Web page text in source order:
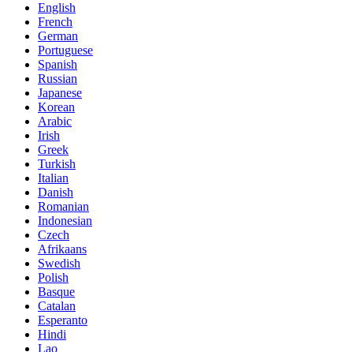
English
French
German
Portuguese
Spanish
Russian
Japanese
Korean
Arabic
Irish
Greek
Turkish
Italian
Danish
Romanian
Indonesian
Czech
Afrikaans
Swedish
Polish
Basque
Catalan
Esperanto
Hindi
Lao